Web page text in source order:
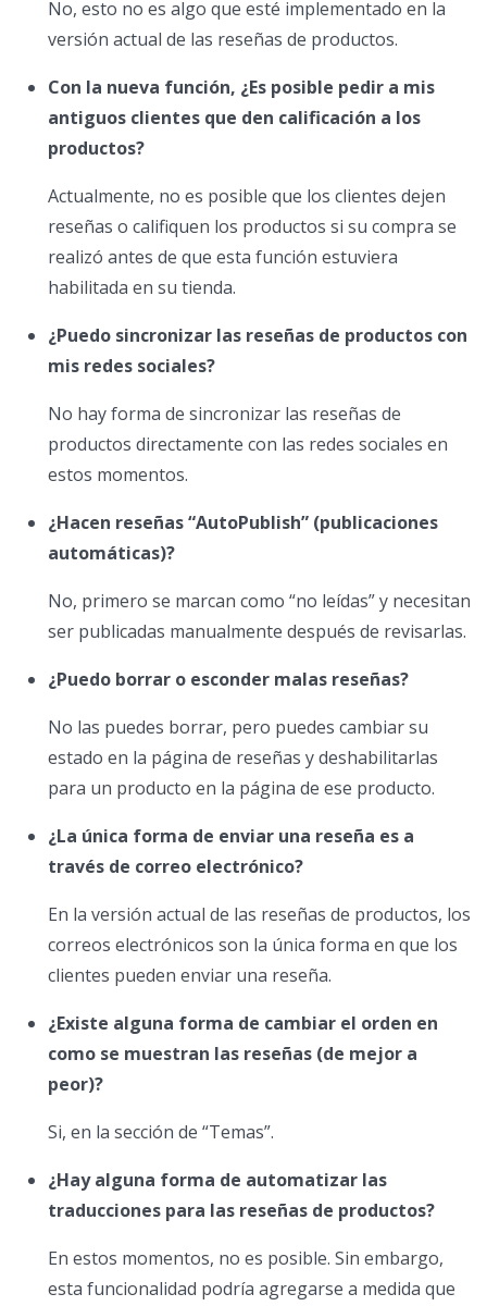
No, esto no es algo que esté implementado en la
versión actual de las reseñas de productos.
Con la nueva función, ¿Es posible pedir a mis
antiguos clientes que den calificación a los
productos?
Actualmente, no es posible que los clientes dejen
reseñas o califiquen los productos si su compra se
realizó antes de que esta función estuviera
habilitada en su tienda.
¿Puedo sincronizar las reseñas de productos con
mis redes sociales?
No hay forma de sincronizar las reseñas de
productos directamente con las redes sociales en
estos momentos.
¿Hacen reseñas “AutoPublish” (publicaciones
automáticas)?
No, primero se marcan como “no leídas” y necesitan
ser publicadas manualmente después de revisarlas.
¿Puedo borrar o esconder malas reseñas?
No las puedes borrar, pero puedes cambiar su
estado en la página de reseñas y deshabilitarlas
para un producto en la página de ese producto.
¿La única forma de enviar una reseña es a
través de correo electrónico?
En la versión actual de las reseñas de productos, los
correos electrónicos son la única forma en que los
clientes pueden enviar una reseña.
¿Existe alguna forma de cambiar el orden en
como se muestran las reseñas (de mejor a
peor)?
Si, en la sección de “Temas”.
¿Hay alguna forma de automatizar las
traducciones para las reseñas de productos?
En estos momentos, no es posible. Sin embargo,
esta funcionalidad podría agregarse a medida que